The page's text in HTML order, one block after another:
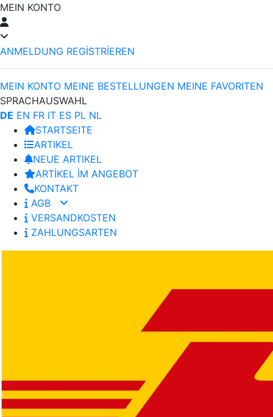
MEIN KONTO
ANMELDUNG REGİSTRİEREN
MEIN KONTO MEINE BESTELLUNGEN MEINE FAVORITEN
SPRACHAUSWAHL
DE EN FR IT ES PL NL
STARTSEITE
ARTIKEL
NEUE ARTIKEL
ARTİKEL İM ANGEBOT
KONTAKT
AGB
VERSANDKOSTEN
ZAHLUNGSARTEN